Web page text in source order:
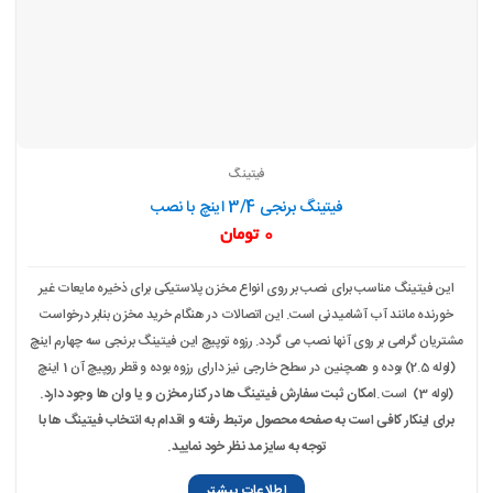
فیتینگ
فیتینگ برنجی 3/4 اینچ با نصب
0 تومان
این فیتینگ مناسب برای نصب بر روی انواع مخزن پلاستیکی برای ذخیره مایعات غیر
خورنده مانند آب آشامیدنی است. این اتصالات در هنگام خرید مخزن بنابر درخواست
مشتریان گرامی بر روی آنها نصب می گردد. رزوه توپیچ این فیتینگ برنجی سه چهارم اینچ
(لوله 2.5) بوده و همچنین در سطح خارجی نیز دارای رزوه بوده و قطر روپیچ آن 1 اینچ
(لوله 3) است .
امکان ثبت سفارش فیتینگ ها در کنار مخزن و یا وان ها وجود دارد.
برای اینکار کافی است به صفحه محصول مرتبط رفته و اقدام به انتخاب فیتینگ ها با
توجه به سایز مد نظر خود نمایید.